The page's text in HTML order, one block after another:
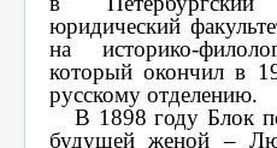
юридический
на историко-
который окончил в
русскому отделению.
В 1898 году Блок
будущей женой –